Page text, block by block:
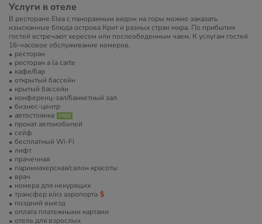
Услуги в отеле
В ресторане Elea с панорамным видом на горы можно заказать
изысканные блюда острова Крит и разных стран мира. По прибытии
гостей встречают хересом или послеобеденным чаем. К услугам гостей
16-часовое обслуживание номеров.
ресторан
ресторан a la carte
кафе/бар
открытый бассейн
крытый бассейн
конференц-зал/банкетный зал
бизнес-центр
автостоянка
прокат автомобилей
сейф
бесплатный Wi-Fi
лифт
прачечная
парикмахерская/салон красоты
врач
номера для некурящих
трансфер в/из аэропорта
поздний выезд
оплата платежными картами
отель для взрослых